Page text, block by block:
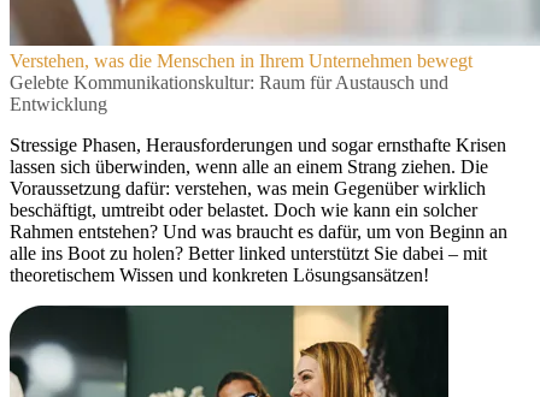
Verstehen, was die Menschen in Ihrem Unternehmen bewegt
Gelebte Kommunikationskultur: Raum für Austausch und
Entwicklung
Stressige Phasen, Herausforderungen und sogar ernsthafte Krisen
lassen sich überwinden, wenn alle an einem Strang ziehen. Die
Voraussetzung dafür: verstehen, was mein Gegenüber wirklich
beschäftigt, umtreibt oder belastet. Doch wie kann ein solcher
Rahmen entstehen? Und was braucht es dafür, um von Beginn an
alle ins Boot zu holen? Better linked unterstützt Sie dabei – mit
theoretischem Wissen und konkreten Lösungsansätzen!